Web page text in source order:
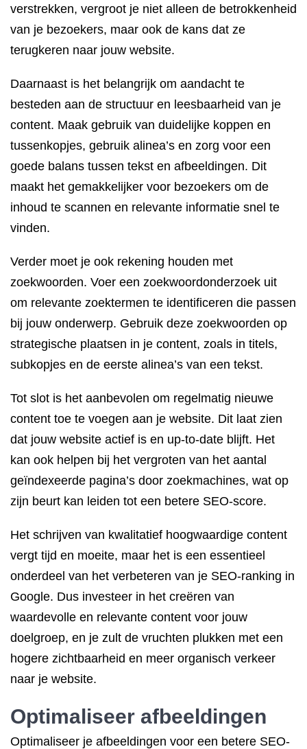
verstrekken, vergroot je niet alleen de betrokkenheid
van je bezoekers, maar ook de kans dat ze
terugkeren naar jouw website.
Daarnaast is het belangrijk om aandacht te
besteden aan de structuur en leesbaarheid van je
content. Maak gebruik van duidelijke koppen en
tussenkopjes, gebruik alinea’s en zorg voor een
goede balans tussen tekst en afbeeldingen. Dit
maakt het gemakkelijker voor bezoekers om de
inhoud te scannen en relevante informatie snel te
vinden.
Verder moet je ook rekening houden met
zoekwoorden. Voer een zoekwoordonderzoek uit
om relevante zoektermen te identificeren die passen
bij jouw onderwerp. Gebruik deze zoekwoorden op
strategische plaatsen in je content, zoals in titels,
subkopjes en de eerste alinea’s van een tekst.
Tot slot is het aanbevolen om regelmatig nieuwe
content toe te voegen aan je website. Dit laat zien
dat jouw website actief is en up-to-date blijft. Het
kan ook helpen bij het vergroten van het aantal
geïndexeerde pagina’s door zoekmachines, wat op
zijn beurt kan leiden tot een betere SEO-score.
Het schrijven van kwalitatief hoogwaardige content
vergt tijd en moeite, maar het is een essentieel
onderdeel van het verbeteren van je SEO-ranking in
Google. Dus investeer in het creëren van
waardevolle en relevante content voor jouw
doelgroep, en je zult de vruchten plukken met een
hogere zichtbaarheid en meer organisch verkeer
naar je website.
Optimaliseer afbeeldingen
Optimaliseer je afbeeldingen voor een betere SEO-